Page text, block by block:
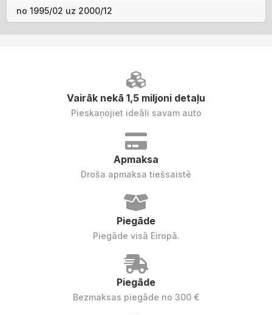
no 1995/02 uz 2000/12
Vairāk nekā 1,5 miljoni detaļu
Pieskaņojiet ideāli savam auto
Apmaksa
Droša apmaksa tiešsaistē
Piegāde
Piegāde visā Eiropā.
Piegāde
Bezmaksas piegāde no 300 €